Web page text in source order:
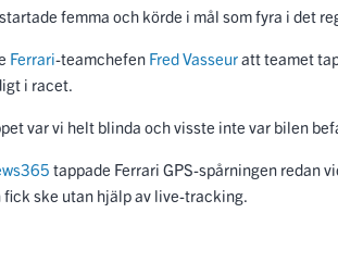
startade femma och körde i mål som fyra i det
Ferrari-teamchefen Fred Vasseuratt teamet
i racet.
var vi helt blinda och visste inte var bilen
tappade Ferrari GPS-spårningen redan
ske utan hjälp av live-tracking.